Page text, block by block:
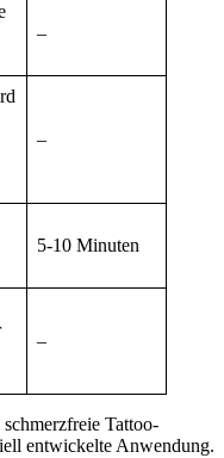
–
–
5-10 Minuten
–
Tattoo-
entwickelte Anwendung.